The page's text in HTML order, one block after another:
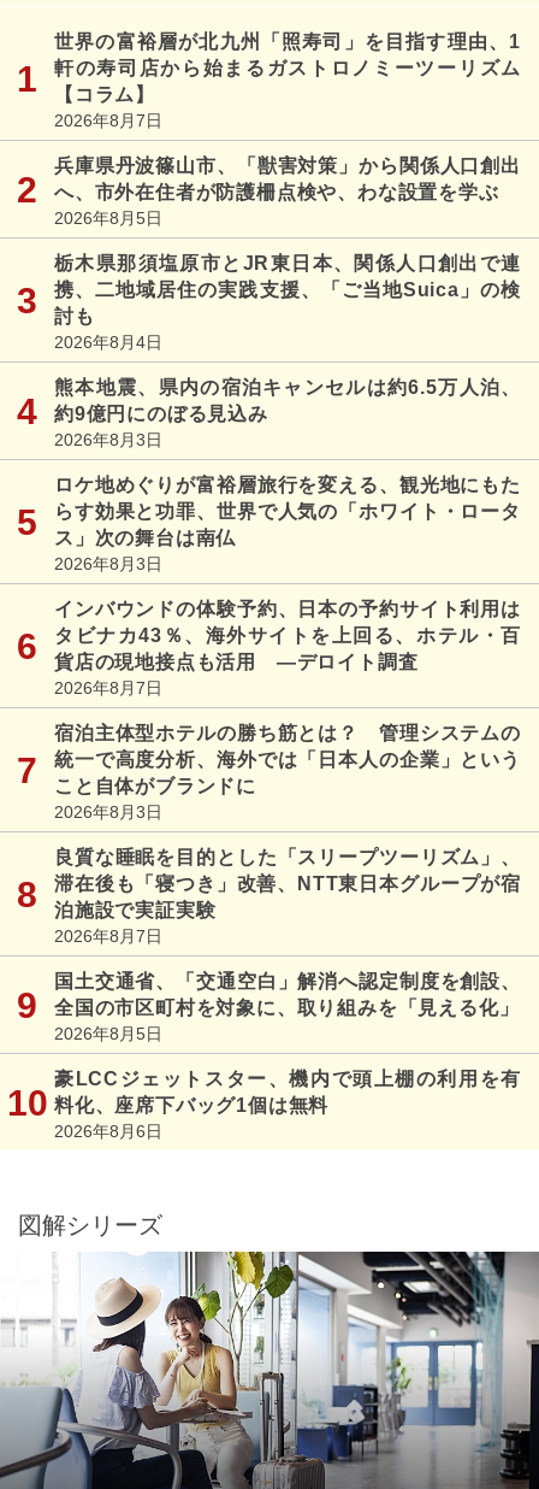
世界の富裕層が北九州「照寿司」を目指す理由、1
軒の寿司店から始まるガストロノミーツーリズム
【コラム】
2026年8月7日
兵庫県丹波篠山市、「獣害対策」から関係人口創出
へ、市外在住者が防護柵点検や、わな設置を学ぶ
2026年8月5日
栃木県那須塩原市とJR東日本、関係人口創出で連
携、二地域居住の実践支援、「ご当地Suica」の検
討も
2026年8月4日
熊本地震、県内の宿泊キャンセルは約6.5万人泊、
約9億円にのぼる見込み
2026年8月3日
ロケ地めぐりが富裕層旅行を変える、観光地にもた
らす効果と功罪、世界で人気の「ホワイト・ロータ
ス」次の舞台は南仏
2026年8月3日
インバウンドの体験予約、日本の予約サイト利用は
タビナカ43％、海外サイトを上回る、ホテル・百
貨店の現地接点も活用 ―デロイト調査
2026年8月7日
宿泊主体型ホテルの勝ち筋とは？ 管理システムの
統一で高度分析、海外では「日本人の企業」という
こと自体がブランドに
2026年8月3日
良質な睡眠を目的とした「スリープツーリズム」、
滞在後も「寝つき」改善、NTT東日本グループが宿
泊施設で実証実験
2026年8月7日
国土交通省、「交通空白」解消へ認定制度を創設、
全国の市区町村を対象に、取り組みを「見える化」
2026年8月5日
豪LCCジェットスター、機内で頭上棚の利用を有
料化、座席下バッグ1個は無料
2026年8月6日
図解シリーズ